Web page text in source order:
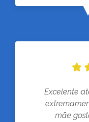
Excelente
mãe